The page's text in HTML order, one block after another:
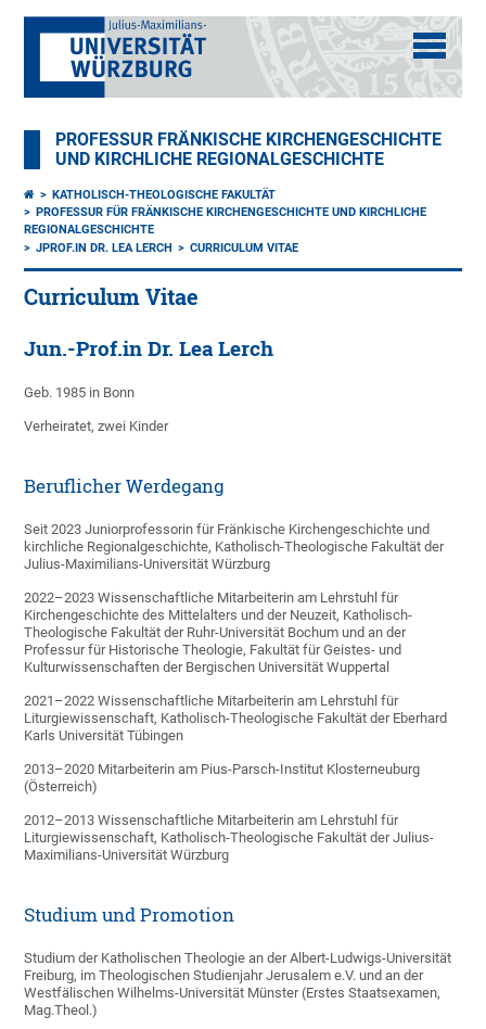
PROFESSUR FRÄNKISCHE KIRCHENGESCHICHTE
UND KIRCHLICHE REGIONALGESCHICHTE
KATHOLISCH-THEOLOGISCHE FAKULTÄT
PROFESSUR FÜR FRÄNKISCHE KIRCHENGESCHICHTE UND KIRCHLICHE
REGIONALGESCHICHTE
JPROF.IN DR. LEA LERCH
CURRICULUM VITAE
Curriculum Vitae
Jun.-Prof.in Dr. Lea Lerch
Geb. 1985 in Bonn
Verheiratet, zwei Kinder
Beruflicher Werdegang
Seit 2023 Juniorprofessorin für Fränkische Kirchengeschichte und
kirchliche Regionalgeschichte, Katholisch-Theologische Fakultät der
Julius-Maximilians-Universität Würzburg
2022–2023 Wissenschaftliche Mitarbeiterin am Lehrstuhl für
Kirchengeschichte des Mittelalters und der Neuzeit, Katholisch-
Theologische Fakultät der Ruhr-Universität Bochum und an der
Professur für Historische Theologie, Fakultät für Geistes- und
Kulturwissenschaften der Bergischen Universität Wuppertal
2021–2022 Wissenschaftliche Mitarbeiterin am Lehrstuhl für
Liturgiewissenschaft, Katholisch-Theologische Fakultät der Eberhard
Karls Universität Tübingen
2013–2020 Mitarbeiterin am Pius-Parsch-Institut Klosterneuburg
(Österreich)
2012–2013 Wissenschaftliche Mitarbeiterin am Lehrstuhl für
Liturgiewissenschaft, Katholisch-Theologische Fakultät der Julius-
Maximilians-Universität Würzburg
Studium und Promotion
Studium der Katholischen Theologie an der Albert-Ludwigs-Universität
Freiburg, im Theologischen Studienjahr Jerusalem e.V. und an der
Westfälischen Wilhelms-Universität Münster (Erstes Staatsexamen,
Mag.Theol.)